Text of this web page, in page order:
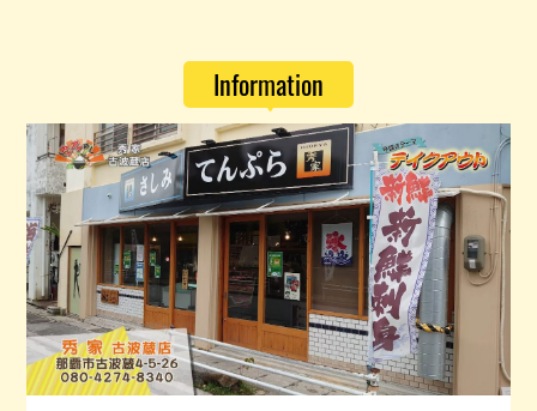
Information